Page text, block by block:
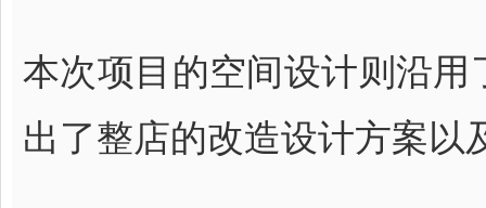
本次项目的空间设计则沿用
出了整店的改造设计方案以